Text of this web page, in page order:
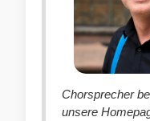
Chorsprecher
unsere